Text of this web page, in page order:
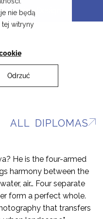
nie będą
witryny
Odrzuć
Design
PL
ALL DIPLOMAS
He is the four-armed
harmony between the
air… Four separate
form a perfect whole.
that transfers